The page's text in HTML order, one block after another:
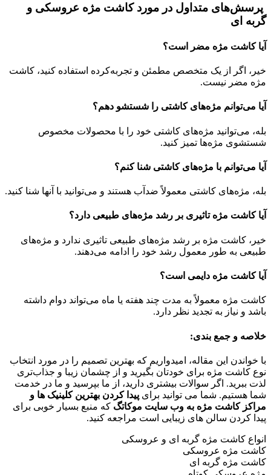
پرسش‌های متداول در مورد کاشت مژه عروسکی و
گربه ای
آیا کاشت مژه مضر است؟
خیر، اگر از یک متخصص مطمئن و تجربه‌کرده استفاده کنید، کاشت
مژه مضر نیست.
آیا می‌توانم مژه‌های کاشتی را شستشو دهم؟
بله، می‌توانید مژه‌های کاشتی خود را با محصولات مخصوص
شستشوی مژه‌ها تمیز کنید.
آیا می‌توانم با مژه‌های کاشتی شنا کنم؟
بله، مژه‌های کاشتی معمولاً ضدآب هستند و می‌توانید با آنها شنا کنید.
آیا کاشت مژه تاثیری بر رشد مژه‌های طبیعی دارد؟
خیر، کاشت مژه بر رشد مژه‌های طبیعی تاثیری ندارد و مژه‌های
طبیعی به طور معمول رشد خود را ادامه می‌دهند.
آیا کاشت مژه دایمی است؟
کاشت مژه معمولاً به مدت چند هفته یا ماه می‌تواند دوام داشته
باشد و نیاز به تجدید نظر دارد.
خلاصه و جمع بندی:
با خواندن این مقاله، امیدواریم که بهترین تصمیم را در مورد انتخاب
نوع کاشت مژه برای خودتان بگیرید و از چشمان زیبا و جذاب‌تری
لذت ببرید. اگر سوالات بیشتری دارید، از ما بپرسید و ما در خدمت
شما هستیم. شما می توانید برای پیدا کردن بهترین کلینیک ها و
مراکز کاشت مژه به وب سایت موکاتگ که منبع بسیار خوبی برای
پیدا کردن سالن های زیبایی است مراجعه کنید.
انواع کاشت مژه گربه ای و عروسکی
کاشت مژه عروسکی
کاشت مژه گربه ای